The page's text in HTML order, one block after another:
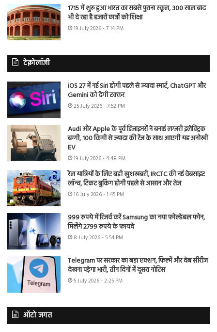
1715 में शुरू हुआ भारत का सबसे पुराना स्कूल, 300 साल बाद
भी दे रहा है हजारों छात्रों को शिक्षा
19 July 2026 - 7:14 PM
टेक्नोलॉजी
iOS 27 में नई Siri होगी पहले से ज्यादा स्मार्ट, ChatGPT और
Gemini को देगी टक्कर
25 July 2026 - 7:52 PM
Audi और Apple के पूर्व डिजाइनरों ने बनाई लग्जरी इलेक्ट्रिक
बग्गी, 100 किमी से ज्यादा की रेंज के साथ आएगी यह अनोखी
EV
19 July 2026 - 4:48 PM
रेल यात्रियों के लिए बड़ी खुशखबरी, IRCTC की नई वेबसाइट
लॉन्च, टिकट बुकिंग होगी पहले से आसान और तेज
16 July 2026 - 1:45 PM
999 रुपये में रिजर्व करें Samsung का नया फोल्डेबल फोन,
मिलेंगे 2799 रुपये के फायदे
8 July 2026 - 5:54 PM
Telegram पर सरकार का बड़ा एक्शन, फिल्में और वेब सीरीज
देखना पड़ेगा भारी, तीन दिनों में दूसरा नोटिस
5 July 2026 - 2:25 PM
ऑटो जगत